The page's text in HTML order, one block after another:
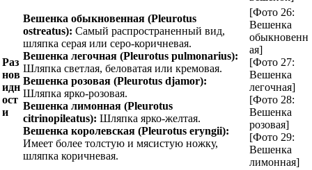
Раз
нов
идн
ост
и
Вешенка обыкновенная (Pleurotus
ostreatus): Самый распространенный вид,
шляпка серая или серо-коричневая.
Вешенка легочная (Pleurotus pulmonarius):
Шляпка светлая, беловатая или кремовая.
Вешенка розовая (Pleurotus djamor):
Шляпка ярко-розовая.
Вешенка лимонная (Pleurotus
citrinopileatus): Шляпка ярко-желтая.
Вешенка королевская (Pleurotus eryngii):
Имеет более толстую и мясистую ножку,
шляпка коричневая.
[Фото 26:
Вешенка
обыкновенн
ая]
[Фото 27:
Вешенка
легочная]
[Фото 28:
Вешенка
розовая]
[Фото 29:
Вешенка
лимонная]